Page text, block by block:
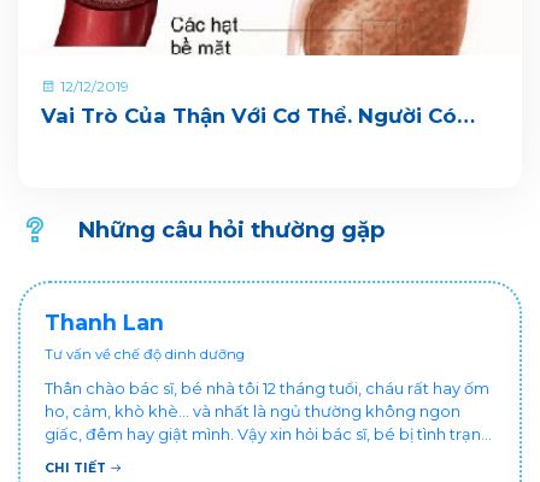
12/12/2019
Vai Trò Của Thận Với Cơ Thể. Người Có
Những câu hỏi thường gặp
Thanh Lan
Tư vấn về chế độ dinh dưỡng
Thân chào bác sĩ, bé nhà tôi 12 tháng tuổi, cháu rất hay ốm
ho, cảm, khò khè... và nhất là ngủ thường không ngon
giấc, đêm hay giật mình. Vậy xin hỏi bác sĩ, bé bị tình trạng
vậy nên làm sao để con khỏe mạnh và ngủ ngon giấc hơn
CHI TIẾT